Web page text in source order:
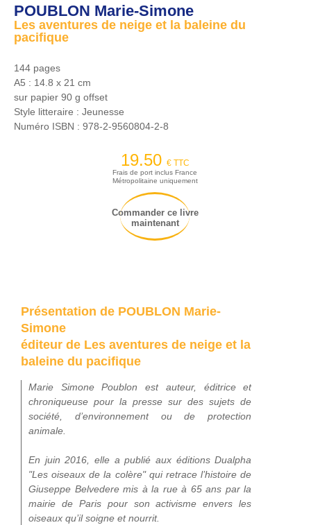
POUBLON Marie-Simone
Les aventures de neige et la baleine du
pacifique
144 pages
A5 : 14.8 x 21 cm
sur papier 90 g offset
Style litteraire : Jeunesse
Numéro ISBN : 978-2-9560804-2-8
19.50 € TTC
Frais de port inclus France
Métropolitaine uniquement
Commander ce livre
maintenant
Présentation de POUBLON Marie-
Simone
éditeur de Les aventures de neige et la
baleine du pacifique
Marie Simone Poublon est auteur, éditrice et
chroniqueuse pour la presse sur des sujets de
société, d’environnement ou de protection
animale.
En juin 2016, elle a publié aux éditions Dualpha
"Les oiseaux de la colère" qui retrace l’histoire de
Giuseppe Belvedere mis à la rue à 65 ans par la
mairie de Paris pour son activisme envers les
oiseaux qu’il soigne et nourrit.